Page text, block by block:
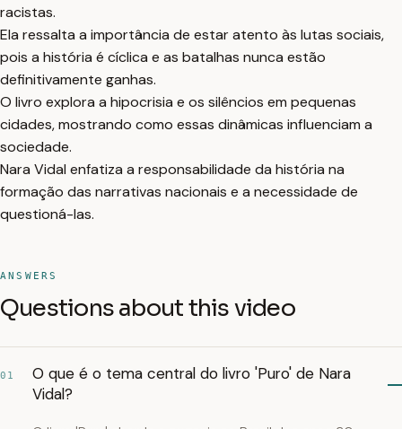
racistas.
Ela ressalta a importância de estar atento às lutas sociais,
pois a história é cíclica e as batalhas nunca estão
definitivamente ganhas.
O livro explora a hipocrisia e os silêncios em pequenas
cidades, mostrando como essas dinâmicas influenciam a
sociedade.
Nara Vidal enfatiza a responsabilidade da história na
formação das narrativas nacionais e a necessidade de
questioná-las.
ANSWERS
Questions about this video
01
O que é o tema central do livro 'Puro' de Nara
Vidal?